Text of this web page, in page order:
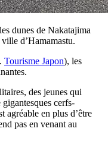
dunes de Nakatajima
d’Hamamastu.
Tourisme Japon), les
des jeunes qui
cerfs-
agréable en plus d’être
pas en venant au